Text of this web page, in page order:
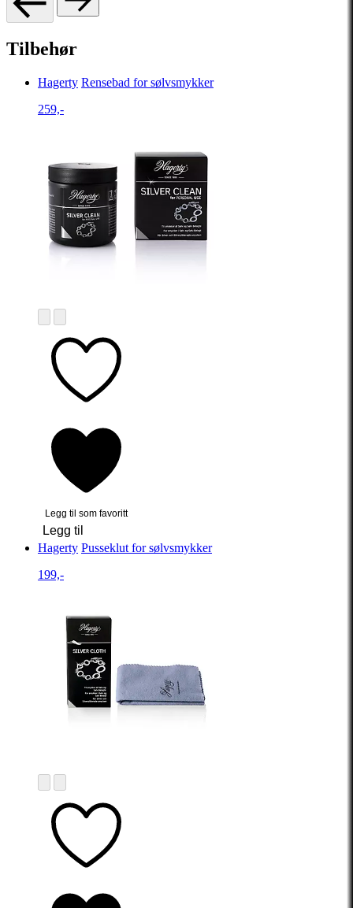
Tilbehør
Hagerty Rensebad for sølvsmykker
259,-
Legg til som favoritt
Legg til
Hagerty Pusseklut for sølvsmykker
199,-